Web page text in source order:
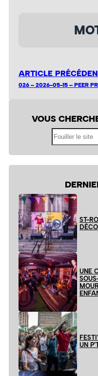
ARTICLE
026 – 2026-05-15 – PEER
VOUS
ST-
UNE
UN